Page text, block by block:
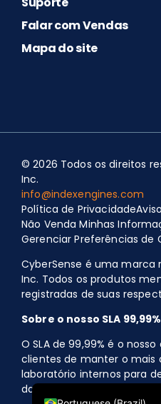
Falar com Vendas
Mapa do site
© 2026 Todos os direitos
Inc.
info@indexengines.com
Política de Privacidade
Não Venda Minhas
Gerenciar Preferências de
CyberSense é uma marca
Inc. Todos os produtos
registradas de suas
Sobre o nosso SLA 99,99%
O SLA de 99,99% é o
clientes de manter o mais
laboratório internos para
dados por ransomware.
English
Chinese
Japanese
Polish
Portuguese (Portugal)
Spanish